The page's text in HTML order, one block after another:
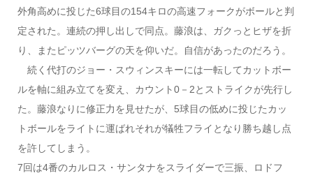
外角高めに投じた6球目の154キロの高速フォークがボールと判
定された。連続の押し出しで同点。藤浪は、ガクっとヒザを折
り、またピッツバーグの天を仰いだ。自信があったのだろう。
続く代打のジョー・スウィンスキーには一転してカットボー
ルを軸に組み立てを変え、カウント0－2とストライクが先行し
た。藤浪なりに修正力を見せたが、5球目の低めに投じたカッ
トボールをライトに運ばれそれが犠牲フライとなり勝ち越し点
を許してしまう。
7回は4番のカルロス・サンタナをスライダーで三振、ロドフ